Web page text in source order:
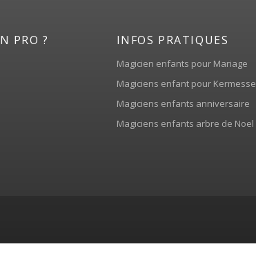
PRO ? INFOS PRATIQUES
Magicien enfants pour Mariage
Magiciens enfant pour Kermesse
Magiciens enfants anniversaire
Magiciens enfants arbre de Noel